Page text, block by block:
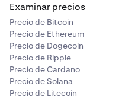
Examinar precios
Precio de Bitcoin
Precio de Ethereum
Precio de Dogecoin
Precio de Ripple
Precio de Cardano
Precio de Solana
Precio de Litecoin